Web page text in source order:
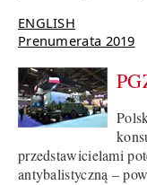
ENGLISH
Prenumerata 2019
przedstawicielami
antybalistyczną –